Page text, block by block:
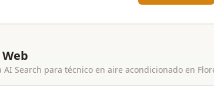
AI Search para técnico en aire acondicionado en